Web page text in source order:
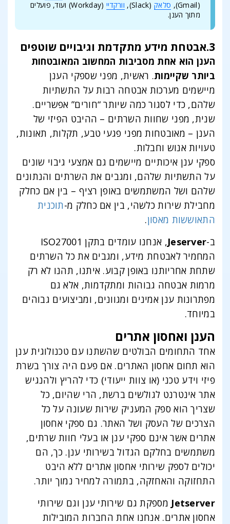
(Gmail),
סלאק(Slack), וורקדיי
(Workday) ועוד, פועלים
מתוך הענן.
3.אבטחת מידע מתקדמת וגיבויים שוטפים
הענן הוא אחת מסביבות המחשוב המאובטחות
ביותר שקיימות. ראשית, מפני שספקי הענן
מיישמים מערכות אבטחה רבות על התשתיות
שלהם, כדי לסגור כמה שיותר “חורים” אפשריים.
שנית, מפני שחוות השרתים – ההיבט הפיזי של
הענן – מאובטחות מפני פגעי טבע, תקלות, תאונות,
טעויות אנוש וחבלות.
ספקי ענן איכותיים מיישמים גם אמצעי גיבוי שונים
על התשתיות שלהם, ומגבים את השרתים והנתונים
שלהם ושל המשתמשים באופן רציף – בין אם כחלק
מחבילת שירות כלשהי, בין אם כחלק מ-תוכנית
התאוששות מאסון.
ב-Jeserver
, אנחנו עומדים בתקן ISO27001
המחמיר לאבטחת מידע, ומגבים את כל השרתים
שתחת אחריותנו באופן קבוע. איתנו, תהנו לא רק
מרמות אבטחה גבוהות ומתקדמות, אלא גם
מפתרונות ענן אמינים ומגוונים, ומביצועים גבוהים
במיוחד.
הענן ואחסון אתרים
אחד התחומים הבולטים שהשתנו עם טכנולוגית ענן
הוא תחום אחסון האתרים. אם פעם היה צורך בשרת
פיזי וידע טכני (או צוות ייעודי) כדי להריץ ולהנגיש
אתר אינטרנט לגולשים ברשת, הרי שהיום, כל
שצריך הוא ספק המעניק שירות שעונה על כל
הצרכים של העסק ושל האתר. גם ספקי אחסון
אתרים אשר אינם ספקי ענן או בעלי חוות שרתים,
משתמשים בחלקם הגדול בשירותי ענן. כך, הם
יכולים לספק שירותי אחסון אתרים ללא היבט
התחזוקה והאחזקה, בתמורה למחיר נמוך יותר.
Jetserver מספקת גם שירותי ענן וגם שירותי
אחסון אתרים. אנחנו אחת החברות המובילות